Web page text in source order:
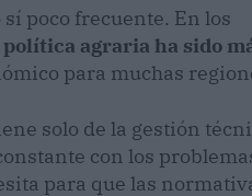
poco frecuente. En los
agraria ha sido
para muchas
solo de la gestión
con los
para que las